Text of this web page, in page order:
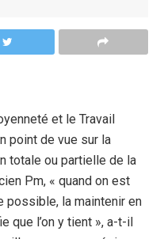
et le Travail
point de vue sur la
totale ou partielle de la
Pm, « quand on est
possible, la maintenir en
que l’on y tient », a-t-il